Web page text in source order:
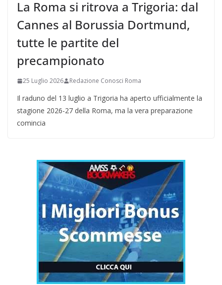
La Roma si ritrova a Trigoria: dal
Cannes al Borussia Dortmund,
tutte le partite del
precampionato
25 Luglio 2026 Redazione Conosci Roma
Il raduno del 13 luglio a Trigoria ha aperto ufficialmente la
stagione 2026-27 della Roma, ma la vera preparazione
comincia